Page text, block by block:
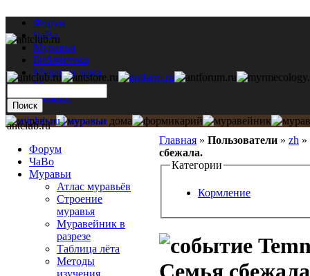
Форум
ЧаВо
Муравьи
Библиотека
Муравьи дома
Мастерская
Каталог
Главная » Пользователи » zh »
сбежала.
Категории
Кормление
antclub.ru
Форум
ЧаВо
Муравьи
Атлас муравьёв
Строение
муравья
Муравейник в
разрезе
Таблица лёта
Методы
изучения